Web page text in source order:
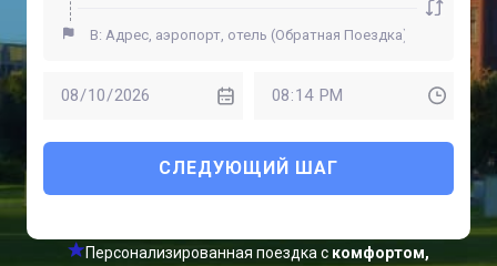
СЛЕДУЮЩИЙ ШАГ
Персонализированная поездка с комфортом,